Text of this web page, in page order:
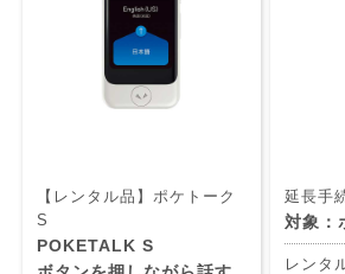
【レンタル品】ポケトーク
S
POKETALK S
延長手
対象：
レンタ